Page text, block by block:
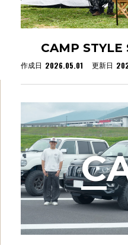
CAMP STYLE
作成日 2026.05.01 更新日
C